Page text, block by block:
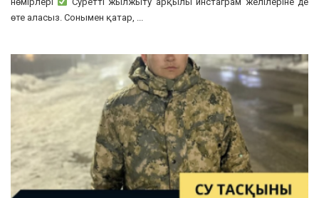
өте аласыз. Сонымен қатар, ...